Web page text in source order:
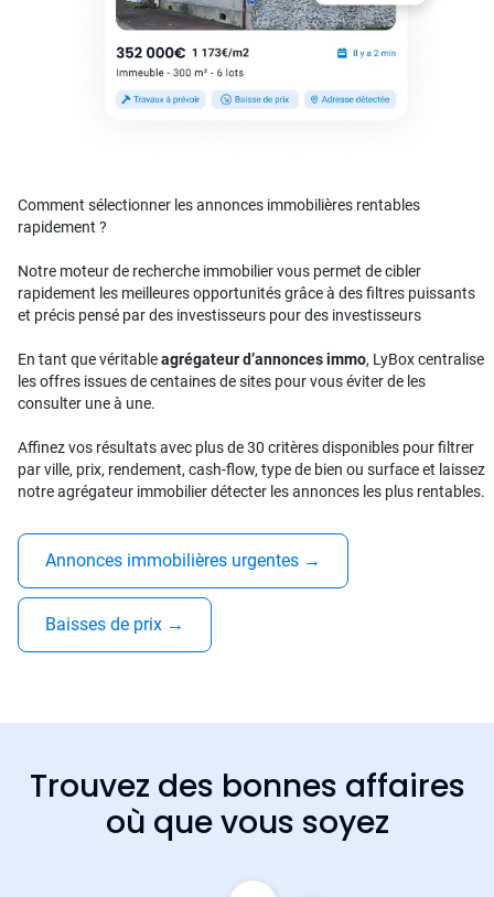
Comment sélectionner les annonces immobilières rentables
rapidement ?
Notre moteur de recherche immobilier vous permet de cibler
rapidement les meilleures opportunités grâce à des filtres puissants
et précis pensé par des investisseurs pour des investisseurs
En tant que véritableagrégateur d’annonces immo, LyBox centralise
les offres issues de centaines de sites pour vous éviter de les
consulter une à une.
Affinez vos résultats avec plus de 30 critères disponibles pour filtrer
par ville, prix, rendement, cash-flow, type de bien ou surface et laissez
notre agrégateur immobilier détecter les annonces les plus rentables.
Annonces immobilières urgentes →
Baisses de prix →
Trouvez des bonnes affaires
où que vous soyez